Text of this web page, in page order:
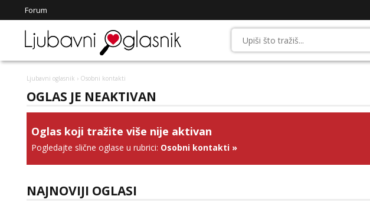
Forum
Ljubavni oglasnik › Osobni kontakti
OGLAS JE NEAKTIVAN
Oglas koji tražite više nije aktivan
Pogledajte slične oglase u rubrici: Osobni kontakti »
NAJNOVIJI OGLASI